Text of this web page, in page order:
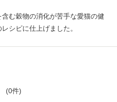
む穀物の消化が苦手な愛猫の健
シピに仕上げました。
(0件)